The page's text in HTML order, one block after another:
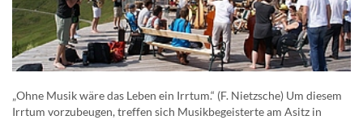
„Ohne Musik wäre das Leben ein Irrtum.“ (F. Nietzsche) Um diesem
Irrtum vorzubeugen, treffen sich Musikbegeisterte am Asitz in